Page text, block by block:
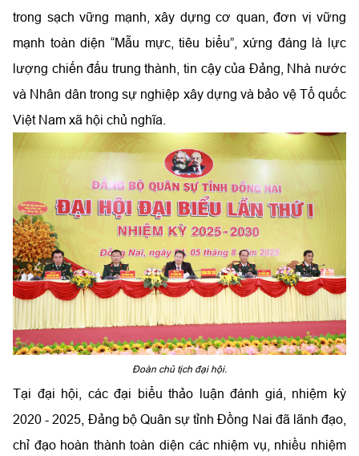
trong sạch vững mạnh, xây dựng cơ quan, đơn vị vững
mạnh toàn diện “Mẫu mực, tiêu biểu”, xứng đáng là lực
lượng chiến đấu trung thành, tin cậy của Đảng, Nhà nước
và Nhân dân trong sự nghiệp xây dựng và bảo vệ Tổ quốc
Việt Nam xã hội chủ nghĩa.
Đoàn chủ tịch đại hội.
Tại đại hội, các đại biểu thảo luận đánh giá, nhiệm kỳ
2020 - 2025, Đảng bộ Quân sự tỉnh Đồng Nai đã lãnh đạo,
chỉ đạo hoàn thành toàn diện các nhiệm vụ, nhiều nhiệm